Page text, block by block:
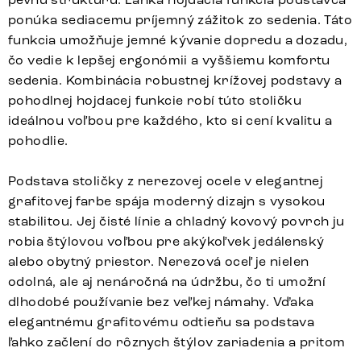
ponúka sediacemu príjemný zážitok zo sedenia. Táto
funkcia umožňuje jemné kývanie dopredu a dozadu,
čo vedie k lepšej ergonómii a vyššiemu komfortu
sedenia. Kombinácia robustnej krížovej podstavy a
pohodlnej hojdacej funkcie robí túto stoličku
ideálnou voľbou pre každého, kto si cení kvalitu a
pohodlie.
Podstava stoličky z nerezovej ocele v elegantnej
grafitovej farbe spája moderný dizajn s vysokou
stabilitou. Jej čisté línie a chladný kovový povrch ju
robia štýlovou voľbou pre akýkoľvek jedálenský
alebo obytný priestor. Nerezová oceľ je nielen
odolná, ale aj nenáročná na údržbu, čo ti umožní
dlhodobé používanie bez veľkej námahy. Vďaka
elegantnému grafitovému odtieňu sa podstava
ľahko začlení do rôznych štýlov zariadenia a pritom